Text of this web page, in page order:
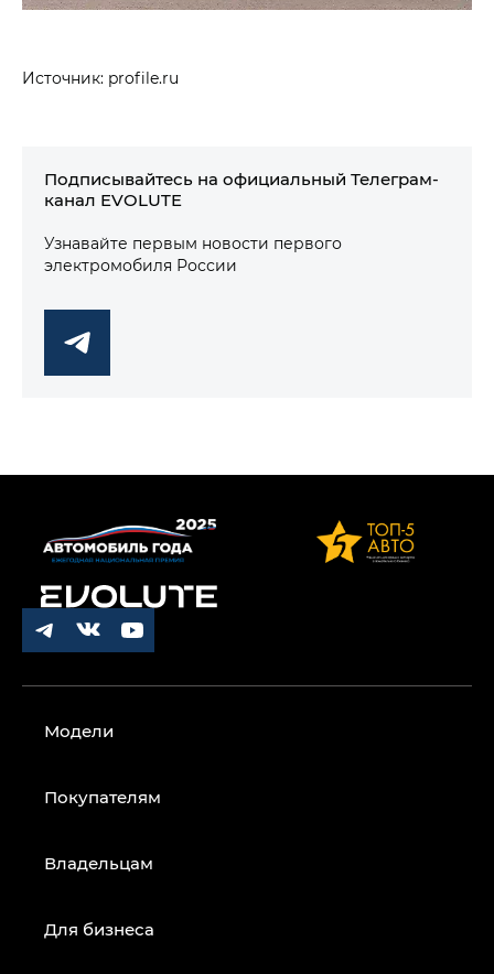
Источник: profile.ru
Подписывайтесь на официальный Телеграм-
канал EVOLUTE
Узнавайте первым новости первого
электромобиля России
Модели
Покупателям
Владельцам
Для бизнеса